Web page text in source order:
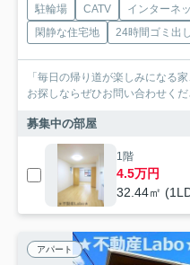
駐輪場 CATV インターネ
閑静な住宅地
24時間ゴミ出
「毎日の帰り道が楽しみになる
お探しならぜひお問い合わせく
募集中の部屋
1階
4.5万円
32.44㎡
アパート